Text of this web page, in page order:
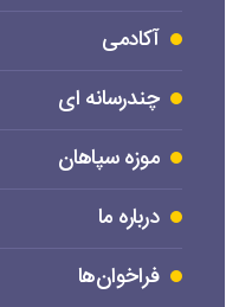
آکادمی
چندرسانه ای
موزه سپاهان
درباره ما
فراخوان‌ها